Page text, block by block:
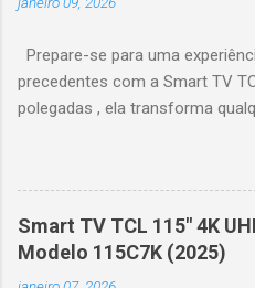
Prepare-se para uma
precedentes com a Smart TV
polegadas , ela transforma
e realistas. 🌟 Destaques do
controle de iluminação preciso,
vibrantes. Resolução 4K UHD :
contraste profundo em cada
desempenho otimizado para
Smart TV TCL 115" 4K
Modelo 115C7K (2025)